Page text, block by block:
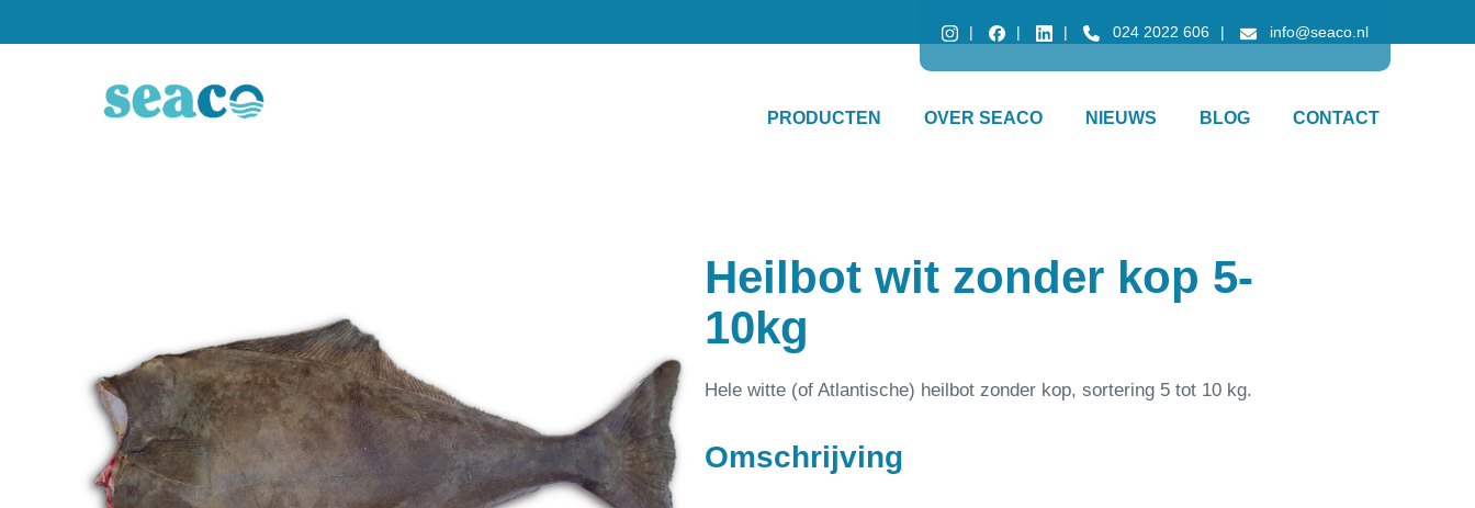
024 2022 606 info@seaco.nl
PRODUCTEN OVER SEACO NIEUWS BLOG CONTACT
Heilbot wit zonder kop 5-
10kg
Hele witte (of Atlantische) heilbot zonder kop, sortering 5 tot 10 kg.
Omschrijving